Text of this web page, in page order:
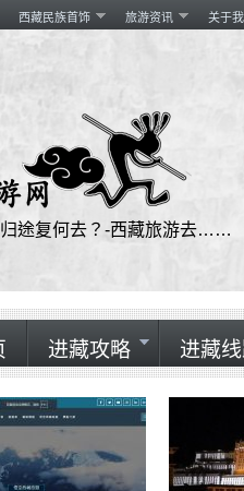
西藏民族首饰 旅游资讯 关于我
途复何去？-西藏旅游去……
进藏攻略 进藏